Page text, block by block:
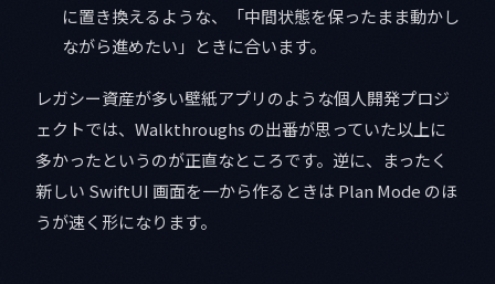
に置き換えるような、「中間状態を保ったまま動かし
ながら進めたい」ときに合います。
レガシー資産が多い壁紙アプリのような個人開発プロジ
ェクトでは、Walkthroughs の出番が思っていた以上に
多かったというのが正直なところです。逆に、まったく
新しい SwiftUI 画面を一から作るときは Plan Mode のほ
うが速く形になります。